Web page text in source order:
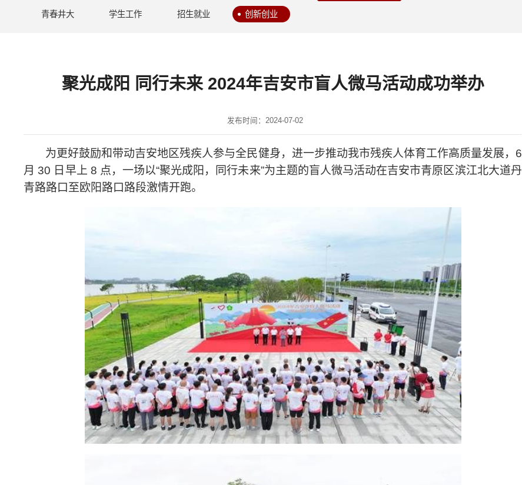
青春井大 学生工作 招生就业 创新创业
聚光成阳 同行未来 2024年吉安市盲人微马活动成功举办
发布时间：2024-07-02
为更好鼓励和带动吉安地区残疾人参与全民健身，进一步推动我市残疾人体育工作高质量发展， 6
月 30 日早上 8 点，一场以“聚光成阳，同行未来”为主题的盲人微马活动在吉安市青原区滨江北大道丹
青路路口至欧阳路口路段激情开跑。